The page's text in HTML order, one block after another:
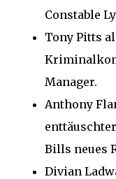
Constable
Tony Pitts
Manager.
Anthony
Bills neues
Divian